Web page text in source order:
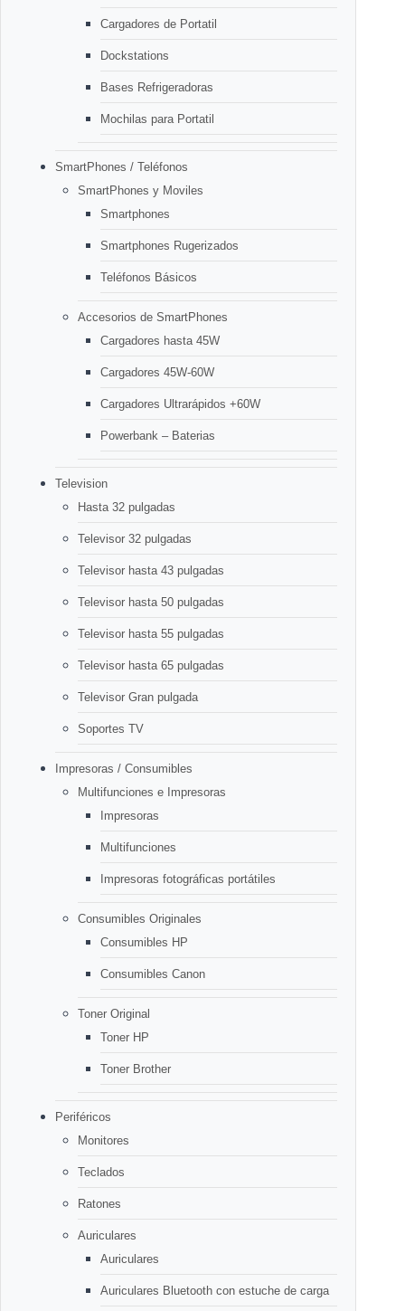
Cargadores de Portatil
Dockstations
Bases Refrigeradoras
Mochilas para Portatil
SmartPhones / Teléfonos
SmartPhones y Moviles
Smartphones
Smartphones Rugerizados
Teléfonos Básicos
Accesorios de SmartPhones
Cargadores hasta 45W
Cargadores 45W-60W
Cargadores Ultrarápidos +60W
Powerbank – Baterias
Television
Hasta 32 pulgadas
Televisor 32 pulgadas
Televisor hasta 43 pulgadas
Televisor hasta 50 pulgadas
Televisor hasta 55 pulgadas
Televisor hasta 65 pulgadas
Televisor Gran pulgada
Soportes TV
Impresoras / Consumibles
Multifunciones e Impresoras
Impresoras
Multifunciones
Impresoras fotográficas portátiles
Consumibles Originales
Consumibles HP
Consumibles Canon
Toner Original
Toner HP
Toner Brother
Periféricos
Monitores
Teclados
Ratones
Auriculares
Auriculares
Auriculares Bluetooth con estuche de carga